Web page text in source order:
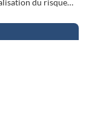
du risque…